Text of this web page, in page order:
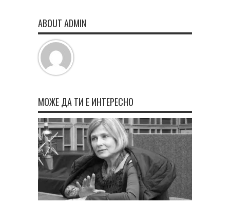
ABOUT ADMIN
МОЖЕ ДА ТИ Е ИНТЕРЕСНО